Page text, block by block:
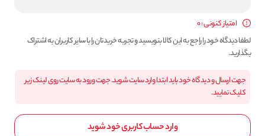
امتیاز کنونی : 0
لطفا دیدگاه خود را راجع به این کالا بنویسید و تجربه خریدتان را با سایر کاربران به اشتراک
بگذارید.
جهت ارسال و دیدگاه خود باید ابتدا وارد سایت شوید. جهت ورود به سایت روی لینک زیر
کلیک نمایید.
وارد حساب کاربری خود شوید